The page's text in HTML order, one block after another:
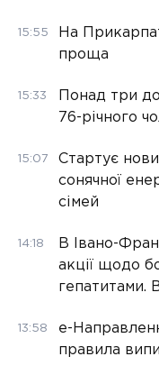
15:55
На
проща
15:33
Понад три
76-річного
15:07
Стартує
сонячної
сімей
14:18
В Івано-
акції щодо
гепатитами.
13:58
е-
правила